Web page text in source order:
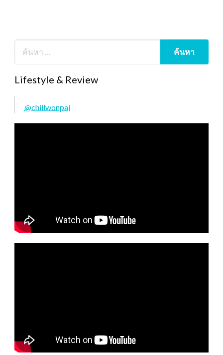
Lifestyle & Review
@chillwonpai